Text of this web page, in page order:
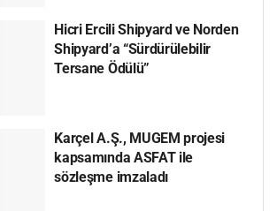
Hicri Ercili Shipyard ve Norden
Shipyard’a “Sürdürülebilir
Tersane Ödülü”
Karçel A.Ş., MUGEM projesi
kapsamında ASFAT ile
sözleşme imzaladı